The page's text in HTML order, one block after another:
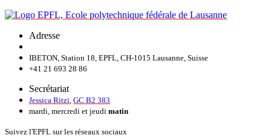
Adresse
IBETON, Station 18, EPFL, CH-1015 Lausanne, Suisse
+41 21 693 28 86
Secrétariat
Jessica Ritzi GC B2 383
mardi, mercredi et jeudi matin
Suivez l'EPFL sur les réseaux sociaux